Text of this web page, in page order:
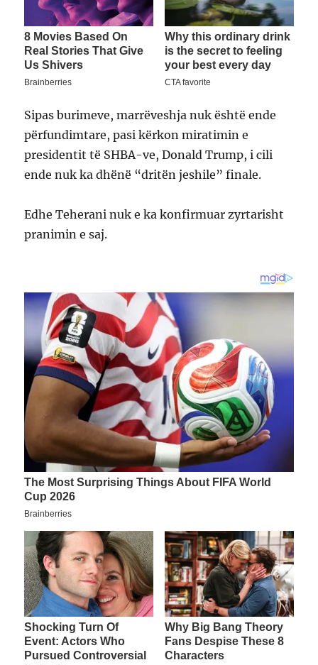
Sipas burimeve, marrëveshja nuk është ende
përfundimtare, pasi kërkon miratimin e
presidentit të SHBA-ve, Donald Trump, i cili
ende nuk ka dhënë “dritën jeshile” finale.
Edhe Teherani nuk e ka konfirmuar zyrtarisht
pranimin e saj.